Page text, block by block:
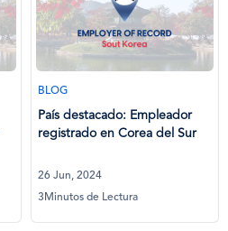
BLOG
País destacado: Empleador
registrado en Corea del Sur
26 Jun, 2024
3Minutos de Lectura